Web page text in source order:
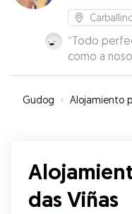
“Todo
como a
información
Estamos
Gudog » Alojamiento
das Viñas